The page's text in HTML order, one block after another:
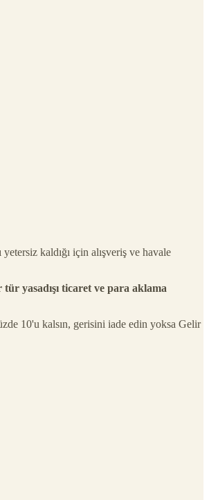
kaldığı için alışveriş ve havale
yasadışı ticaret ve para aklama
10'u kalsın, gerisini iade edin yoksa Gelir